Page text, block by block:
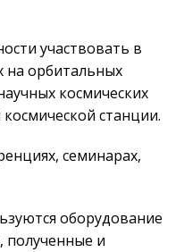
участвовать в
на орбитальных
космических
станции.
семинарах,
оборудование
полученные и